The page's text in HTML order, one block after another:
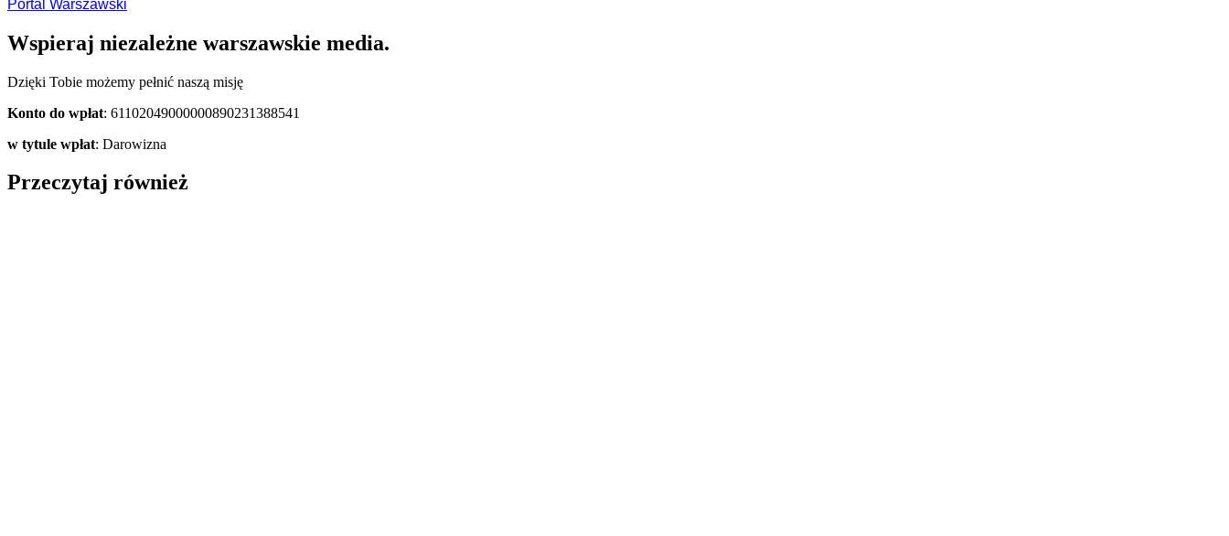
Portal Warszawski
Wspieraj niezależne warszawskie media.
Dzięki Tobie możemy pełnić naszą misję
Konto do wpłat: 61102049000000890231388541
w tytule wpłat: Darowizna
Przeczytaj również